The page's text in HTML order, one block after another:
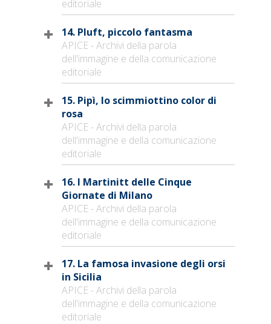
editoriale
14. Pluft, piccolo fantasma
APICE - Archivi della parola
dell'immagine e della comunicazione
editoriale
15. Pipì, lo scimmiottino color di
rosa
APICE - Archivi della parola
dell'immagine e della comunicazione
editoriale
16. I Martinitt delle Cinque
Giornate di Milano
APICE - Archivi della parola
dell'immagine e della comunicazione
editoriale
17. La famosa invasione degli orsi
in Sicilia
APICE - Archivi della parola
dell'immagine e della comunicazione
editoriale